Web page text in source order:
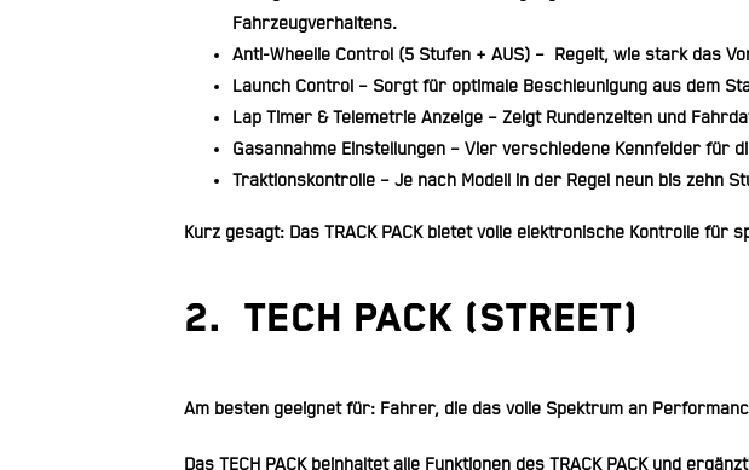
Fahrzeugverhaltens.
Anti-Wheelie Control (5 Stufen + AUS)– Regelt, wie stark das
Launch Control– Sorgt für optimale Beschleunigung aus dem
Lap Timer & Telemetrie Anzeige– Zeigt Rundenzeiten und
Gasannahme Einstellungen– Vier verschiedene Kennfelder für
Traktionskontrolle– Je nach Modell in der Regel neun bis zehn
Kurz gesagt: Das TRACK PACK bietet volle elektronische Kontrolle
2. TECH PACK (Street)
Am besten geeignet für:Fahrer, die das volle Spektrum an
Das TECH PACK beinhaltet alle Funktionen des TRACK PACK und